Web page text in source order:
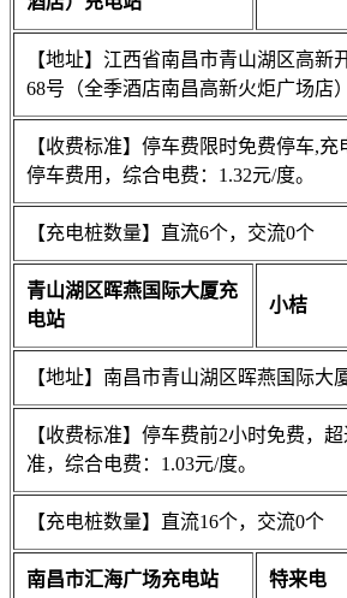
【地址】江西省南昌市青山湖区高新
68号（全季酒店南昌高新火炬广场店）
【收费标准】停车费限时免费停车,
停车费用，综合电费：1.32元/度。
【充电桩数量】直流6个，交流0个
青山湖区晖燕国际大厦充
电站
小桔
【地址】南昌市青山湖区晖燕国际大
【收费标准】停车费前2小时免费，
准，综合电费：1.03元/度。
【充电桩数量】直流16个，交流0个
南昌市汇海广场充电站 特来电